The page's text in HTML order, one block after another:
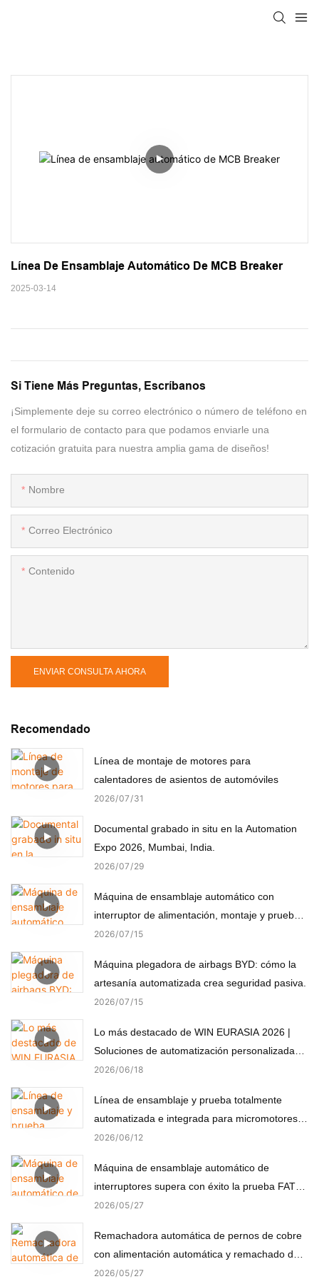
Línea De Ensamblaje Automático De MCB Breaker
2025-03-14
Si Tiene Más Preguntas, Escríbanos
¡Simplemente deje su correo electrónico o número de teléfono en
el formulario de contacto para que podamos enviarle una
cotización gratuita para nuestra amplia gama de diseños!
Nombre
Correo Electrónico
Contenido
ENVIAR CONSULTA AHORA
Recomendado
Línea de montaje de motores para
calentadores de asientos de automóviles
2026 07 31
Documental grabado in situ en la Automation
Expo 2026, Mumbai, India.
2026 07 29
Máquina de ensamblaje automático con
interruptor de alimentación, montaje y prueba
automáticos
2026 07 15
Máquina plegadora de airbags BYD: cómo la
artesanía automatizada crea seguridad pasiva.
2026 07 15
Lo más destacado de WIN EURASIA 2026 |
Soluciones de automatización personalizadas
para electrónica, automoción, medicina y
2026 06 18
Línea de ensamblaje y prueba totalmente
automatizada e integrada para micromotores
(componentes no estándar)
2026 06 12
Máquina de ensamblaje automático de
interruptores supera con éxito la prueba FAT
del cliente turco
2026 05 27
Remachadora automática de pernos de cobre
con alimentación automática y remachado de
precisión.
2026 05 27